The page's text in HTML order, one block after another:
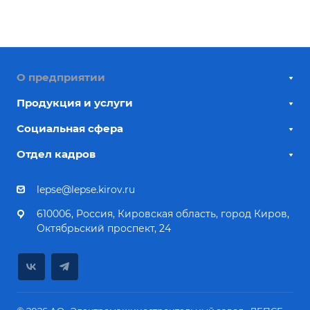
О предприятии
Продукция и услуги
Социальная сфера
Отдел кадров
lepse@lepse.kirov.ru
610006, Россия, Кировская область, город Киров,
Октябрьский проспект, 24